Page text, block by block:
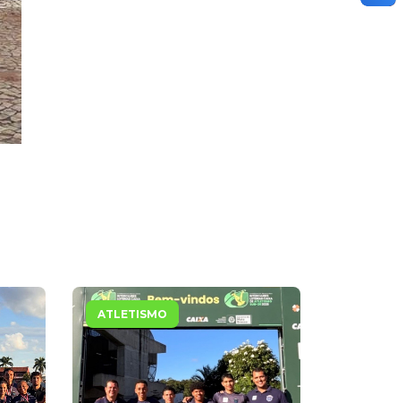
ATLETISMO